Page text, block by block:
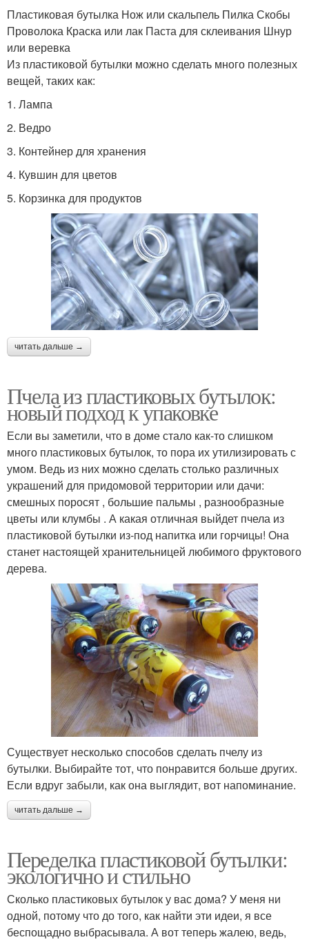
Пластиковая бутылка Нож или скальпель Пилка Скобы
Проволока Краска или лак Паста для склеивания Шнур
или веревка
Из пластиковой бутылки можно сделать много полезных
вещей, таких как:
1. Лампа
2. Ведро
3. Контейнер для хранения
4. Кувшин для цветов
5. Корзинка для продуктов
читать дальше →
Пчела из пластиковых бутылок:
новый подход к упаковке
Если вы заметили, что в доме стало как-то слишком
много пластиковых бутылок, то пора их утилизировать с
умом. Ведь из них можно сделать столько различных
украшений для придомовой территории или дачи:
смешных поросят , большие пальмы , разнообразные
цветы или клумбы . А какая отличная выйдет пчела из
пластиковой бутылки из-под напитка или горчицы! Она
станет настоящей хранительницей любимого фруктового
дерева.
Существует несколько способов сделать пчелу из
бутылки. Выбирайте тот, что понравится больше других.
Если вдруг забыли, как она выглядит, вот напоминание.
читать дальше →
Переделка пластиковой бутылки:
экологично и стильно
Сколько пластиковых бутылок у вас дома? У меня ни
одной, потому что до того, как найти эти идеи, я все
беспощадно выбрасывала. А вот теперь жалею, ведь,